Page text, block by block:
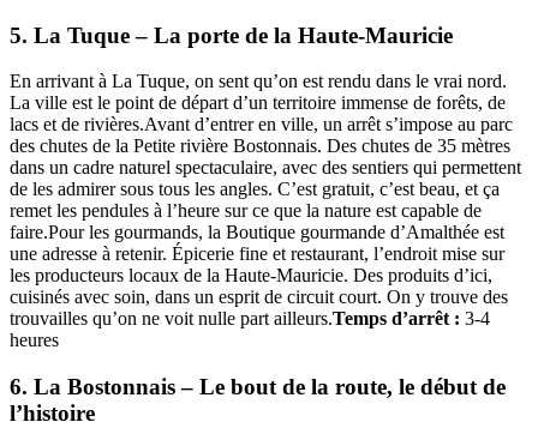
5. La Tuque – La porte de la Haute-Mauricie
En arrivant à La Tuque, on sent qu’on est rendu dans le vrai nord.
La ville est le point de départ d’un territoire immense de forêts, de
lacs et de rivières.Avant d’entrer en ville, un arrêt s’impose au parc
des chutes de la Petite rivière Bostonnais. Des chutes de 35 mètres
dans un cadre naturel spectaculaire, avec des sentiers qui permettent
de les admirer sous tous les angles. C’est gratuit, c’est beau, et ça
remet les pendules à l’heure sur ce que la nature est capable de
faire.Pour les gourmands, la Boutique gourmande d’Amalthée est
une adresse à retenir. Épicerie fine et restaurant, l’endroit mise sur
les producteurs locaux de la Haute-Mauricie. Des produits d’ici,
cuisinés avec soin, dans un esprit de circuit court. On y trouve des
trouvailles qu’on ne voit nulle part ailleurs.Temps d’arrêt : 3-4
heures
6. La Bostonnais – Le bout de la route, le début de
l’histoire